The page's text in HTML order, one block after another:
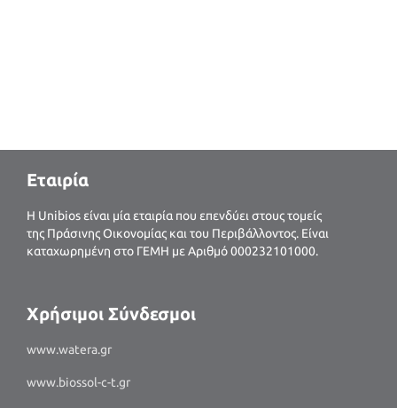
Εταιρία
H Unibios είναι μία εταιρία που επενδύει στους τομείς
της Πράσινης Οικονομίας και του Περιβάλλοντος. Είναι
καταχωρημένη στο ΓΕΜΗ με Αριθμό 000232101000.
Χρήσιμοι Σύνδεσμοι
www.watera.gr
www.biossol-c-t.gr